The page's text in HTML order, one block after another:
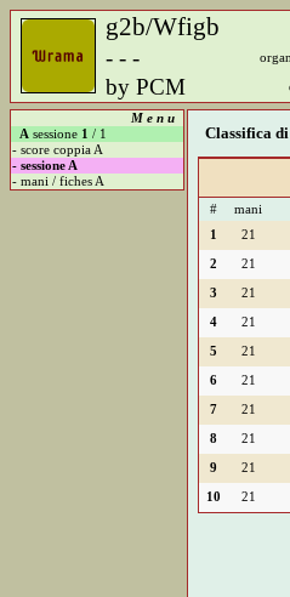
g2b/Wfigb
- - -
by PCM
M e n u
A sessione 1 / 1
- score coppia A
- sessione A
- mani / fiches A